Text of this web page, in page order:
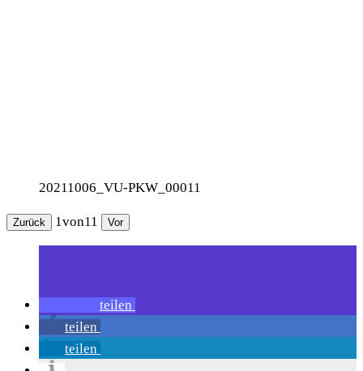
20211006_VU-PKW_00011
Zurück 1von11 Vor
teilen
teilen
teilen